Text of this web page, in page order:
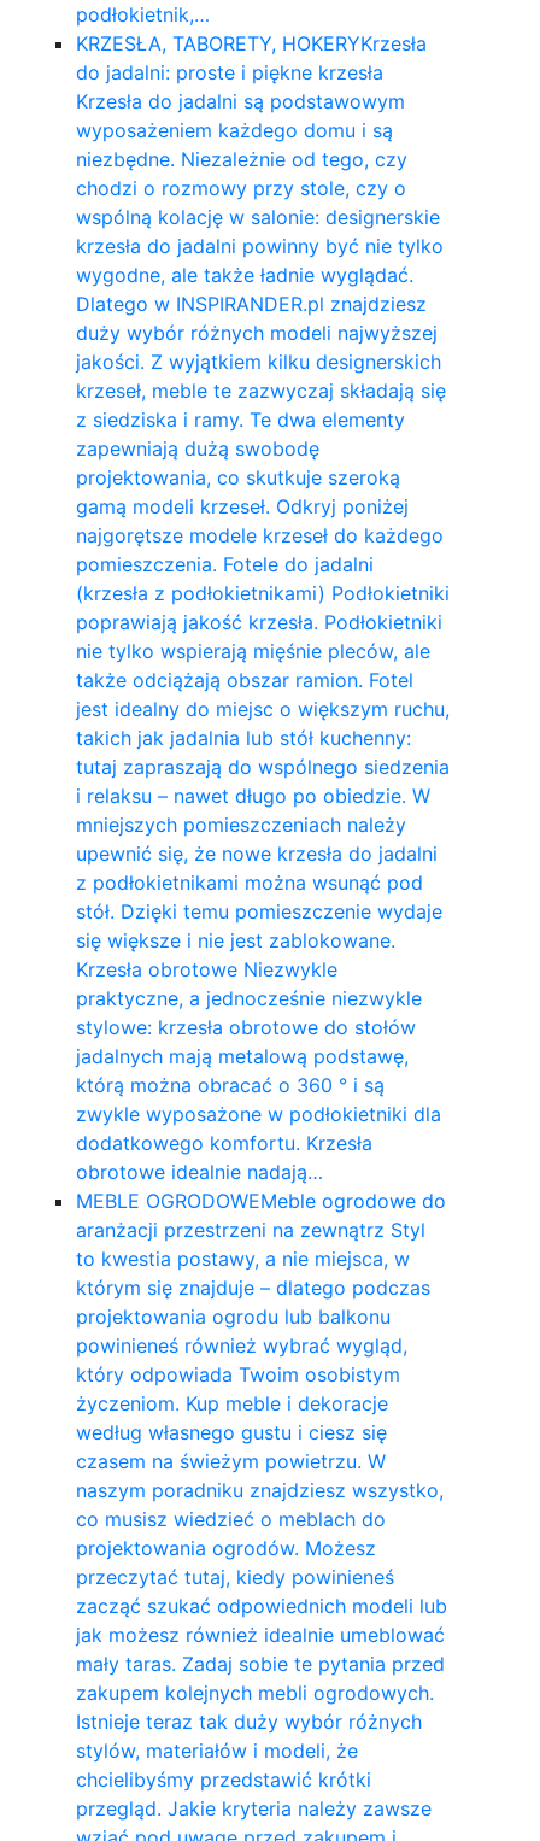
podłokietnik,…
KRZESŁA, TABORETY, HOKERYKrzesła
do jadalni: proste i piękne krzesła
Krzesła do jadalni są podstawowym
wyposażeniem każdego domu i są
niezbędne. Niezależnie od tego, czy
chodzi o rozmowy przy stole, czy o
wspólną kolację w salonie: designerskie
krzesła do jadalni powinny być nie tylko
wygodne, ale także ładnie wyglądać.
Dlatego w INSPIRANDER.pl znajdziesz
duży wybór różnych modeli najwyższej
jakości. Z wyjątkiem kilku designerskich
krzeseł, meble te zazwyczaj składają się
z siedziska i ramy. Te dwa elementy
zapewniają dużą swobodę
projektowania, co skutkuje szeroką
gamą modeli krzeseł. Odkryj poniżej
najgorętsze modele krzeseł do każdego
pomieszczenia. Fotele do jadalni
(krzesła z podłokietnikami) Podłokietniki
poprawiają jakość krzesła. Podłokietniki
nie tylko wspierają mięśnie pleców, ale
także odciążają obszar ramion. ​Fotel
jest idealny do miejsc o większym ruchu,
takich jak jadalnia lub stół kuchenny:
tutaj zapraszają do wspólnego siedzenia
i relaksu – nawet długo po obiedzie. W
mniejszych pomieszczeniach należy
upewnić się, że nowe krzesła do jadalni
z podłokietnikami można wsunąć pod
stół. Dzięki temu pomieszczenie wydaje
się większe i nie jest zablokowane.
Krzesła obrotowe Niezwykle
praktyczne, a jednocześnie niezwykle
stylowe: krzesła obrotowe do stołów
jadalnych mają metalową podstawę,
którą można obracać o 360 ° i są
zwykle wyposażone w podłokietniki dla
dodatkowego komfortu. Krzesła
obrotowe idealnie nadają…
MEBLE OGRODOWEMeble ogrodowe do
aranżacji przestrzeni na zewnątrz Styl
to kwestia postawy, a nie miejsca, w
którym się znajduje – dlatego podczas
projektowania ogrodu lub balkonu
powinieneś również wybrać wygląd,
który odpowiada Twoim osobistym
życzeniom. Kup meble i dekoracje
według własnego gustu i ciesz się
czasem na świeżym powietrzu. W
naszym poradniku znajdziesz wszystko,
co musisz wiedzieć o meblach do
projektowania ogrodów. Możesz
przeczytać tutaj, kiedy powinieneś
zacząć szukać odpowiednich modeli lub
jak możesz również idealnie umeblować
mały taras. Zadaj sobie te pytania przed
zakupem kolejnych mebli ogrodowych.
Istnieje teraz tak duży wybór różnych
stylów, materiałów i modeli, że
chcielibyśmy przedstawić krótki
przegląd. Jakie kryteria należy zawsze